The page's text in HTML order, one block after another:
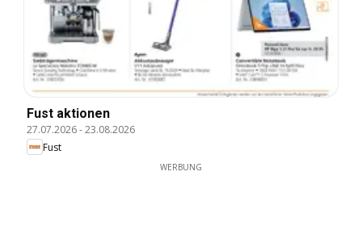
Fust aktionen
27.07.2026-23.08.2026
Fust
WERBUNG